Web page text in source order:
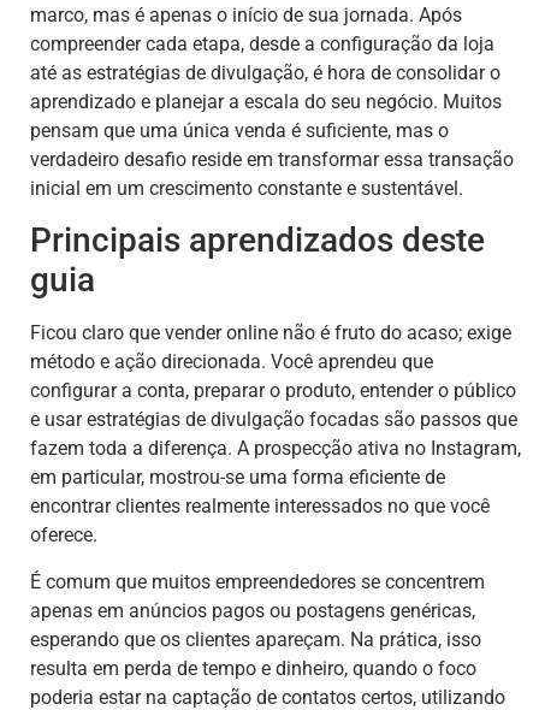
marco, mas é apenas o início de sua jornada. Após
compreender cada etapa, desde a configuração da loja
até as estratégias de divulgação, é hora de consolidar o
aprendizado e planejar a escala do seu negócio. Muitos
pensam que uma única venda é suficiente, mas o
verdadeiro desafio reside em transformar essa transação
inicial em um crescimento constante e sustentável.
Principais aprendizados deste
guia
Ficou claro que vender online não é fruto do acaso; exige
método e ação direcionada. Você aprendeu que
configurar a conta, preparar o produto, entender o público
e usar estratégias de divulgação focadas são passos que
fazem toda a diferença. A prospecção ativa no Instagram,
em particular, mostrou-se uma forma eficiente de
encontrar clientes realmente interessados no que você
oferece.
É comum que muitos empreendedores se concentrem
apenas em anúncios pagos ou postagens genéricas,
esperando que os clientes apareçam. Na prática, isso
resulta em perda de tempo e dinheiro, quando o foco
poderia estar na captação de contatos certos, utilizando